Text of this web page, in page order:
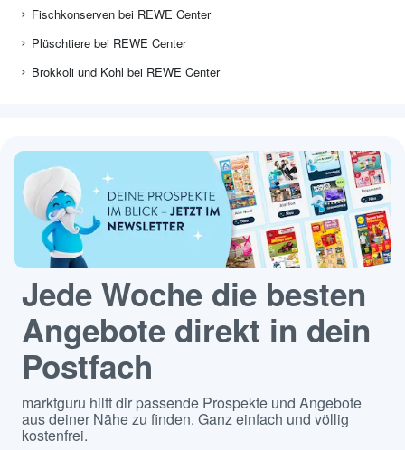
Fischkonserven bei REWE Center
Plüschtiere bei REWE Center
Brokkoli und Kohl bei REWE Center
Jede Woche die besten
Angebote direkt in dein
Postfach
marktguru hilft dir passende Prospekte und Angebote
aus deiner Nähe zu finden. Ganz einfach und völlig
kostenfrei.